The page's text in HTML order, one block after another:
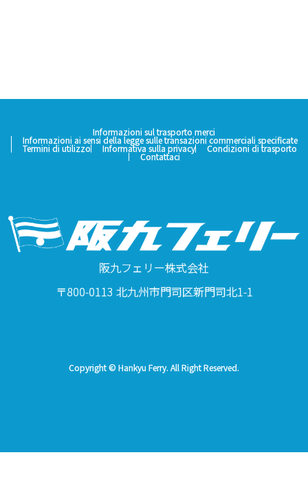
Informazioni sul trasporto merci
Informazioni ai sensi della legge sulle transazioni commerciali specificate
Termini di utilizzo Informativa sulla privacy Condizioni di trasporto
Contattaci
阪九フェリー株式会社
〒800-0113 北九州市門司区新門司北1-1
Copyright © Hankyu Ferry. All Right Reserved.